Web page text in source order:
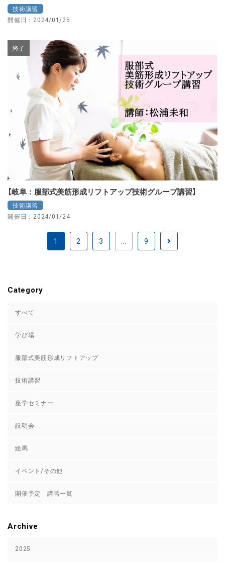
技術講習
開催日：2024/01/25
終了
【岐阜：服部式美筋形成リフトアップ技術グループ講習】
技術講習
開催日：2024/01/24
1 2 3 9
Category
すべて
学び場
服部式美筋形成リフトアップ
技術講習
座学セミナー
説明会
絵馬
イベント/その他
開催予定 講習一覧
Archive
2025